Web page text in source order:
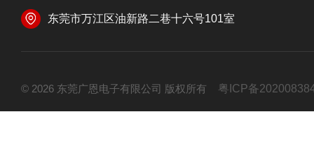
东莞市万江区油新路二巷十六号101室
© 2026 东莞广恩电子有限公司 版权所有 粤ICP备